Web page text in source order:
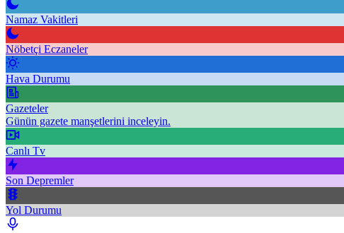
Namaz Vakitleri
Nöbetçi Eczaneler
Hava Durumu
Gazeteler
Günün gazete manşetlerini inceleyin.
Canlı Tv
Son Depremler
Yol Durumu